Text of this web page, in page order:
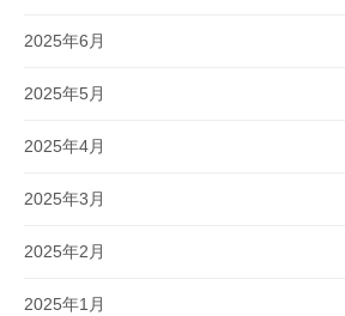
2025年6月
2025年5月
2025年4月
2025年3月
2025年2月
2025年1月